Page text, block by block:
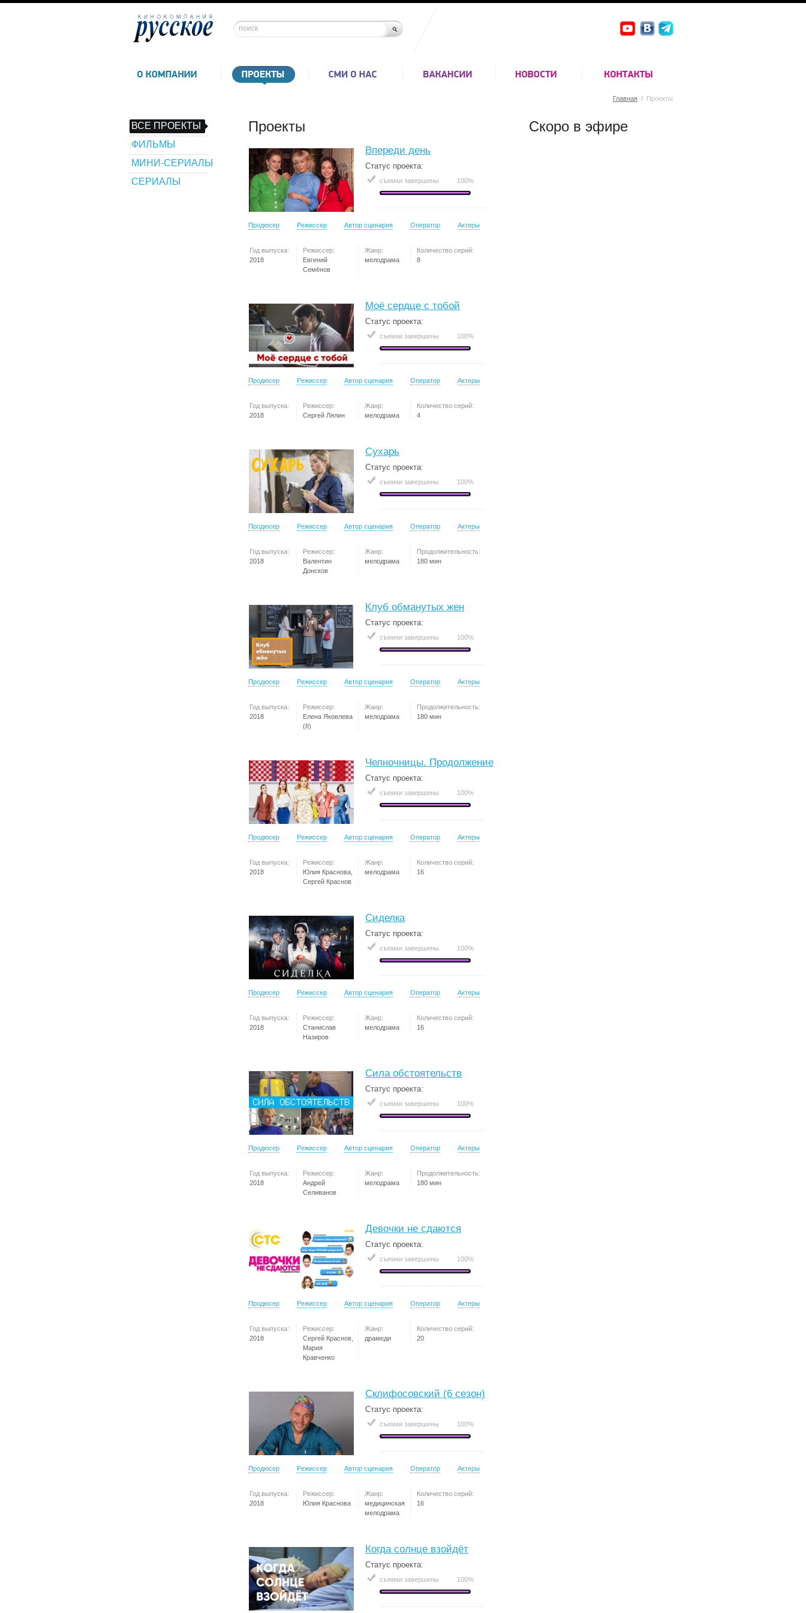
Главная / Проекты
ВСЕ ПРОЕКТЫ
ФИЛЬМЫ
МИНИ-СЕРИАЛЫ
СЕРИАЛЫ
Проекты
Впереди день
Статус проекта:
съемки завершены 100%
Продюсер Режиссер Автор сценария Оператор Актеры
Год выпуска:
2018
Режиссер:
Евгений
Семёнов
Жанр:
мелодрама
Количество серий:
8
Моё сердце с тобой
Статус проекта:
съемки завершены 100%
Продюсер Режиссер Автор сценария Оператор Актеры
Год выпуска:
2018
Режиссер:
Сергей Лялин
Жанр:
мелодрама
Количество серий:
4
Сухарь
Статус проекта:
съемки завершены 100%
Продюсер Режиссер Автор сценария Оператор Актеры
Год выпуска:
2018
Режиссер:
Валентин
Донсков
Жанр:
мелодрама
Продолжительность:
180 мин
Клуб обманутых жен
Статус проекта:
съемки завершены 100%
Продюсер Режиссер Автор сценария Оператор Актеры
Год выпуска:
2018
Режиссер:
Елена Яковлева
(II)
Жанр:
мелодрама
Продолжительность:
180 мин
Челночницы. Продолжение
Статус проекта:
съемки завершены 100%
Продюсер Режиссер Автор сценария Оператор Актеры
Год выпуска:
2018
Режиссер:
Юлия Краснова,
Сергей Краснов
Жанр:
мелодрама
Количество серий:
16
Сиделка
Статус проекта:
съемки завершены 100%
Продюсер Режиссер Автор сценария Оператор Актеры
Год выпуска:
2018
Режиссер:
Станислав
Назиров
Жанр:
мелодрама
Количество серий:
16
Сила обстоятельств
Статус проекта:
съемки завершены 100%
Продюсер Режиссер Автор сценария Оператор Актеры
Год выпуска:
2018
Режиссер:
Андрей
Селиванов
Жанр:
мелодрама
Продолжительность:
180 мин
Девочки не сдаются
Статус проекта:
съемки завершены 100%
Продюсер Режиссер Автор сценария Оператор Актеры
Год выпуска:
2018
Режиссер:
Сергей Краснов,
Мария
Кравченко
Жанр:
драмеди
Количество серий:
20
Склифосовский (6 сезон)
Статус проекта:
съемки завершены 100%
Продюсер Режиссер Автор сценария Оператор Актеры
Год выпуска:
2018
Режиссер:
Юлия Краснова
Жанр:
медицинская
мелодрама
Количество серий:
16
Когда солнце взойдёт
Статус проекта:
съемки завершены 100%
Скоро в эфире